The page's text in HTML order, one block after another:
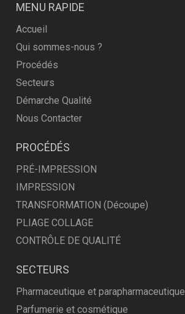
MENU RAPIDE
Accueil
Qui sommes-nous ?
Procédés
Secteurs
Démarche Qualité
Nous Contacter
PROCÉDÉS
PRÉ-IMPRESSION
IMPRESSION
TRANSFORMATION (Découpe)
PLIAGE COLLAGE
CONTRÔLE DE QUALITÉ
SECTEURS
Pharmaceutique et parapharmaceutique
Parfumerie et cosmétique